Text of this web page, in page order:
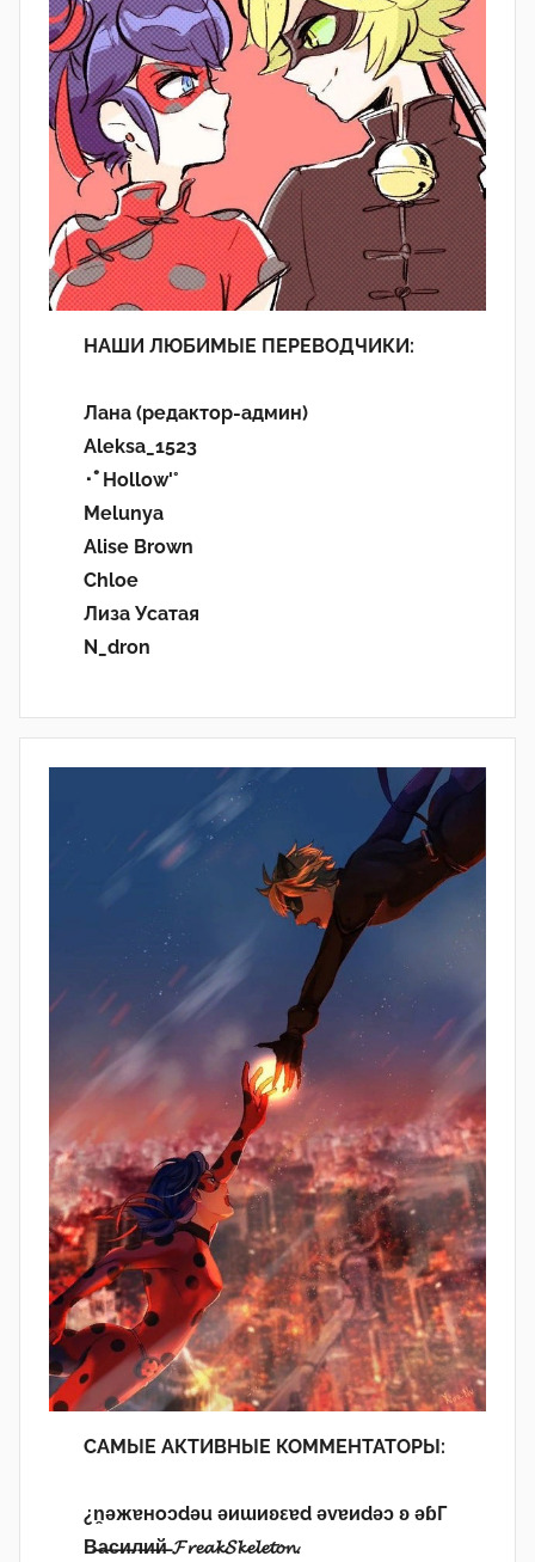
НАШИ ЛЮБИМЫЕ ПЕРЕВОДЧИКИ:
Лана (редактор-админ)
Aleksa_1523
･ﾟHollow'°
Melunya
Alise Brown
Chloe
Лиза Усатая
N_dron
САМЫЕ АКТИВНЫЕ КОММЕНТАТОРЫ:
¿n̯ǝжɐноɔdǝu ǝиɯиʚεɐd ǝvɐиdǝɔ ʚ ǝɓГ
В̶а̶с̶и̶л̶и̶й̶ 𝓕𝓻𝓮𝓪𝓴𝓢𝓴𝓮𝓵𝓮𝓽𝓸𝓷.